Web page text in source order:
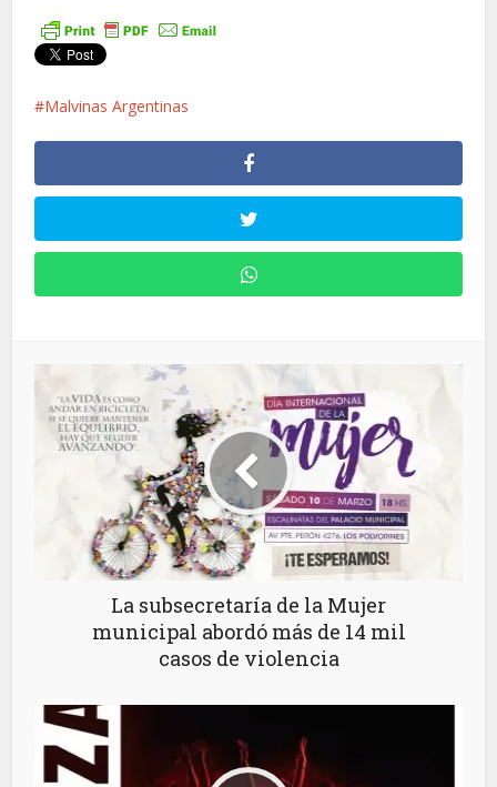
Malvinas Argentinas
La subsecretaría de la Mujer
municipal abordó más de 14 mil
casos de violencia